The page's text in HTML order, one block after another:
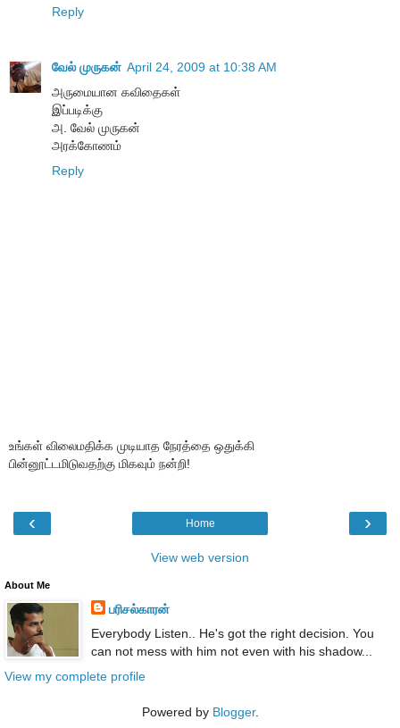
Reply
வேல் முருகன் April 24, 2009 at 10:38 AM
அருமையான கவிதைகள்
இப்படிக்கு
அ. வேல் முருகன்
அரக்கோணம்
Reply
உங்கள் விலைமதிக்க முடியாத நேரத்தை ஒதுக்கி
பின்னூட்டமிடுவதற்கு மிகவும் நன்றி!
‹ ›
Home
View web version
About Me
பரிசல்காரன்
Everybody Listen.. He's got the right decision. You
can not mess with him not even with his shadow...
View my complete profile
Powered by Blogger.